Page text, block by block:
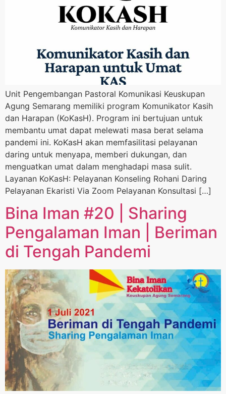
Unit Pengembangan Pastoral Komunikasi Keuskupan
Agung Semarang memiliki program Komunikator Kasih
dan Harapan (KoKasH). Program ini bertujuan untuk
membantu umat dapat melewati masa berat selama
pandemi ini. KoKasH akan memfasilitasi pelayanan
daring untuk menyapa, memberi dukungan, dan
menguatkan umat dalam menghadapi masa sulit.
Layanan KoKasH: Pelayanan Konseling Rohani Daring
Pelayanan Ekaristi Via Zoom Pelayanan Konsultasi […]
Bina Iman #20 | Sharing
Pengalaman Iman | Beriman
di Tengah Pandemi